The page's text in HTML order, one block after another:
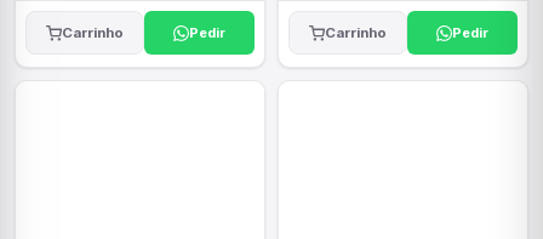
Carrinho Pedir Carrinho Pedir